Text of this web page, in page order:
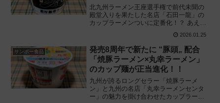
イブ感„ に刮目！
北九州ラーメン王座選手権で前代未聞の
殿堂入りを果たした名店「石田一龍」の
カップラーメンついに定番化！？ あえて
の真価——。部屋の残り香まで濃厚な “こ
れぞ真骨頂と呼べる一杯„ を徹底解説！
2026.01.25
サンポー食品
発売8周年で新たに “豚頭„ 配合
「焼豚ラーメン×丸幸ラーメン」
のカップ麺が正当進化！！
九州が誇るロングセラー「焼豚ラーメ
ン」と九州の名店「丸幸ラーメンセンタ
ー」の魅力を掛け合わせたカップラーメ